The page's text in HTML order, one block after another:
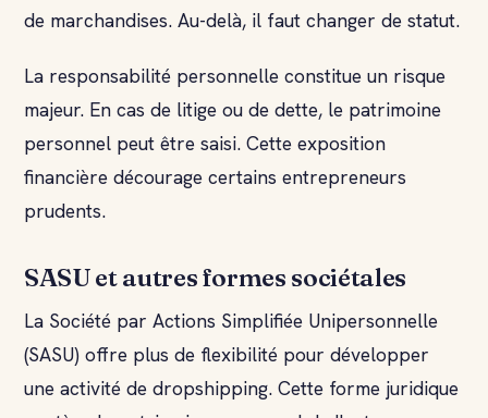
de marchandises. Au-delà, il faut changer de statut.
La responsabilité personnelle constitue un risque
majeur. En cas de litige ou de dette, le patrimoine
personnel peut être saisi. Cette exposition
financière décourage certains entrepreneurs
prudents.
SASU et autres formes sociétales
La Société par Actions Simplifiée Unipersonnelle
(SASU) offre plus de flexibilité pour développer
une activité de dropshipping. Cette forme juridique